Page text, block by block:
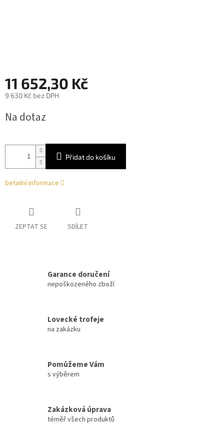
11 652,30 Kč
9 630 Kč bez DPH
cena:
Na dotaz
Přidat do košíku
Detailní informace
ZEPTAT SE SDÍLET
Garance doručení
nepoškozeného zboží
Lovecké trofeje
na zakázku
Pomůžeme Vám
s výběrem
Zakázková úprava
téměř všech produktů